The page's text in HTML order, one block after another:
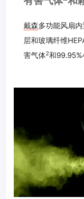
戴森多功能风扇
层和玻璃纤维
害气体2和99.95%